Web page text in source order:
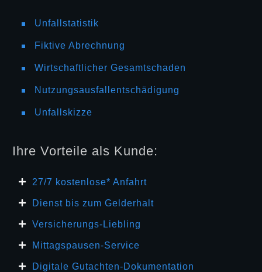
Unfallstatistik
Fiktive Abrechnung
Wirtschaftlicher Gesamtschaden
Nutzungsausfallentschädigung
Unfallskizze
Ihre Vorteile als Kunde:
27/7 kosten lose* Anfahrt
Dienst bis zum Gelderhalt
Versicherungs-Liebling
Mittagspausen-Service
Digitale Gutachten-Dokumentation